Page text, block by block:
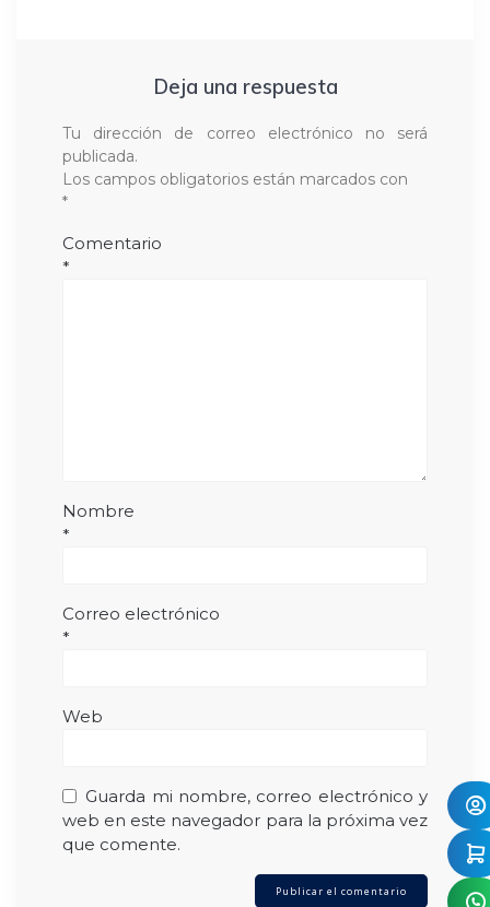
Deja una respuesta
Tu dirección de correo electrónico no será
publicada.
Los campos obligatorios están marcados con
*
Comentario
*
Nombre
*
Correo electrónico
*
Web
Guarda mi nombre, correo electrónico y
web en este navegador para la próxima vez
que comente.